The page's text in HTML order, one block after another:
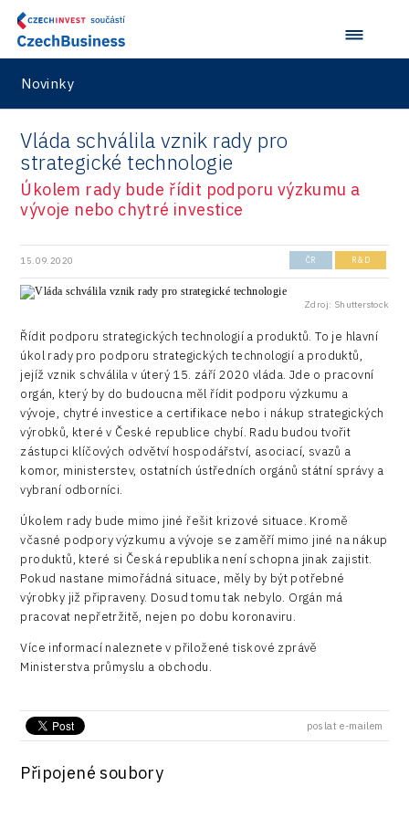
Motionlab
Pikto Digital
Retailys
Stavario
Ullmanna
VisionCraft
Kaleido
Virtual Lab
Design
Services
Testing
Aerospace
City
Drones
Rail
Connectivity
Consulting
Data services
Devices
Infrastructure
Logic/MaaS
Security
Dotace
Inovace
Marketing
Podpora podnikání
Průmyslová zóna
Společenská odpovědnost
Technická infrastruktura
Technické vzdělávání
Zaměstnanost
Investice v obcích a městech 2021
Investice v obcích a městech 2022
Investičně atraktivní region 2019
Konference Potenciál místní ekonomiky 2022
Konference Potenciál místní ekonomiky 2021
Konference Potenciál místní ekonomiky 2019
Konference Potenciál místní ekonomiky 2018
Představení průběžného pokroku projektu
Pasportizace
Pardubice
Praha a střední Čechy
Ústí nad Labem
Zlín
Japonsko
Taiwan
Novinky
Vláda schválila vznik rady pro
strategické technologie
Úkolem rady bude řídit podporu výzkumu a
vývoje nebo chytré investice
15.09.2020 ČR R&D
Zdroj: Shutterstock
Řídit podporu strategických technologií a produktů. To je hlavní
úkol rady pro podporu strategických technologií a produktů,
jejíž vznik schválila v úterý 15. září 2020 vláda. Jde o pracovní
orgán, který by do budoucna měl řídit podporu výzkumu a
vývoje, chytré investice a certifikace nebo i nákup strategických
výrobků, které v České republice chybí. Radu budou tvořit
zástupci klíčových odvětví hospodářství, asociací, svazů a
komor, ministerstev, ostatních ústředních orgánů státní správy a
vybraní odborníci.
Úkolem rady bude mimo jiné řešit krizové situace. Kromě
včasné podpory výzkumu a vývoje se zaměří mimo jiné na nákup
produktů, které si Česká republika není schopna jinak zajistit.
Pokud nastane mimořádná situace, měly by být potřebné
výrobky již připraveny. Dosud tomu tak nebylo. Orgán má
pracovat nepřetržitě, nejen po dobu koronaviru.
Více informací naleznete v přiložené tiskové zprávě
Ministerstva průmyslu a obchodu.
poslat e-mailem
Připojené soubory